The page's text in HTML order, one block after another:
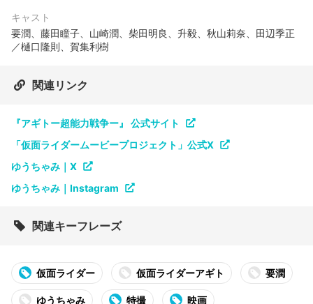
キャスト
要潤、藤⽥瞳⼦、⼭崎潤、柴⽥明良、升毅、秋⼭莉奈、⽥辺季正
／樋⼝隆則、賀集利樹
関連リンク
『アギトー超能⼒戦争ー』 公式サイト
「仮面ライダームービープロジェクト」公式X
ゆうちゃみ｜X
ゆうちゃみ｜Instagram
関連キーフレーズ
仮面ライダー 仮⾯ライダーアギト 要潤
ゆうちゃみ 特撮 映画